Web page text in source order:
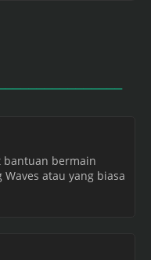
bantuan bermain
atau yang biasa